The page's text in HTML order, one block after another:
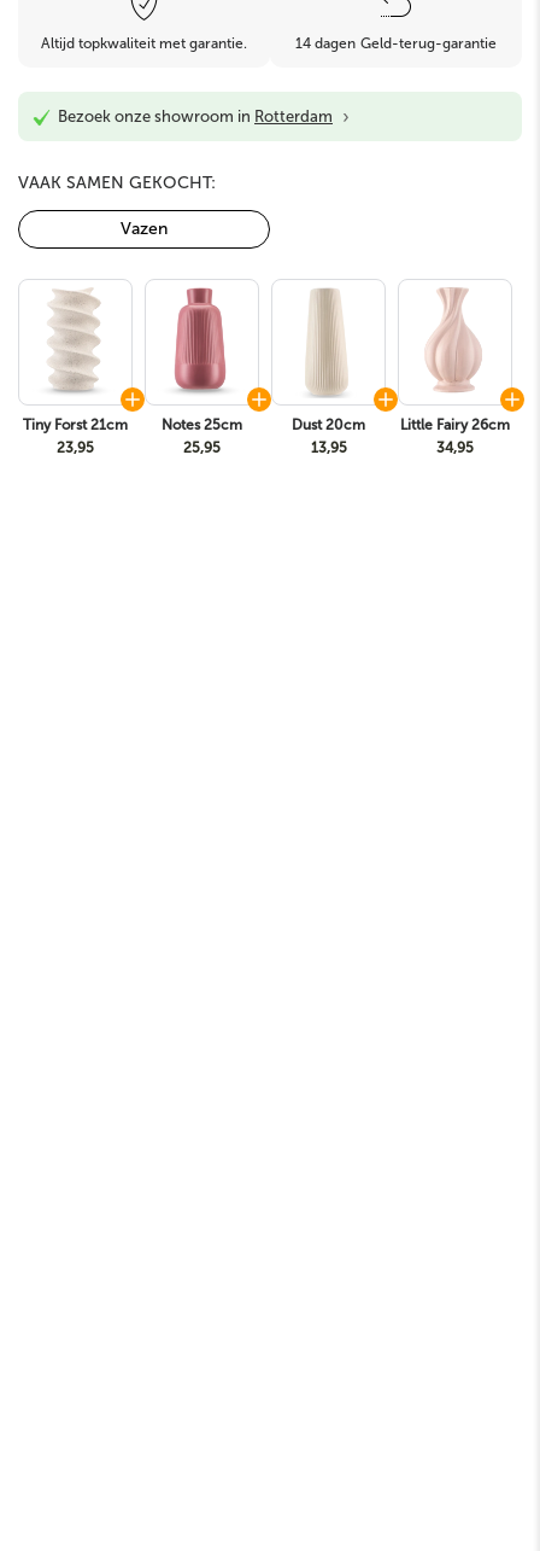
Altijd topkwaliteit met garantie. 14 dagen Geld-terug-garantie
Bezoek onze showroom in Rotterdam ›
VAAK SAMEN GEKOCHT:
Vazen
Tiny Forst 21cm
23,95
Notes 25cm
25,95
Dust 20cm
13,95
Little Fairy 26cm
34,95